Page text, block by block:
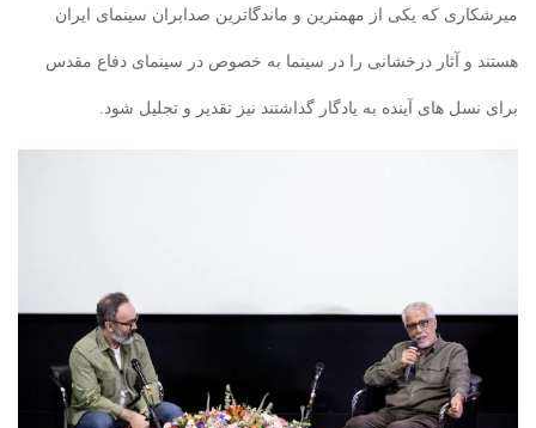
میرشکاری که یکی از مهمترین و ماندگاترین صدابران سینمای ایران
هستند و آثار درخشانی را در سینما به خصوص در سینمای دفاع مقدس
برای نسل های آینده به یادگار گداشتند نیز تقدیر و تجلیل شود.